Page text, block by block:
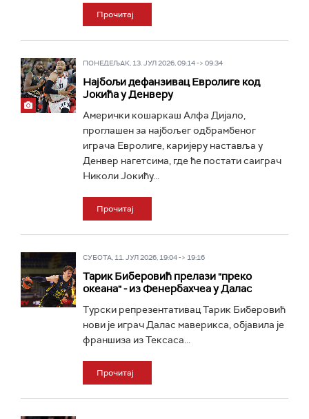
Прочитај
ПОНЕДЕЉАК, 13. ЈУЛ 2026, 09:14 -> 09:34
Најбољи дефанзивац Евролиге код
Јокића у Денверу
Амерички кошаркаш Алфа Дијало,
проглашен за најбољег одбрамбеног
играча Евролиге, каријеру наставља у
Денвер нагетсима, где ће постати саиграч
Николи Јокићу...
Прочитај
СУБОТА, 11. ЈУЛ 2026, 19:04 -> 19:16
Тарик Биберовић прелази "преко
океана" - из Фенербахчеа у Далас
Турски репрезентативац Тарик Биберовић
нови је играч Далас маверикса, објавила је
франшиза из Тексаса...
Прочитај